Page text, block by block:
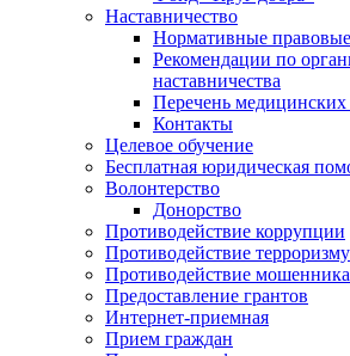
Наставничество
Нормативные
Рекомендации по
наставничества
Перечень медицинских
Контакты
Целевое обучение
Бесплатная юридическая
Волонтерство
Донорство
Противодействие коррупции
Противодействие терроризму
Противодействие
Предоставление грантов
Интернет-приемная
Прием граждан